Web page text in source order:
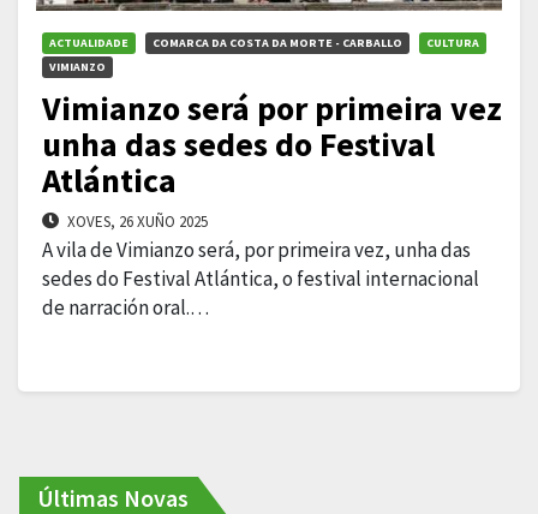
ACTUALIDADE COMARCA DA COSTA DA MORTE - CARBALLO
CULTURA
VIMIANZO
Vimianzo será por primeira vez
unha das sedes do Festival
Atlántica
XOVES, 26 XUÑO 2025
A vila de Vimianzo será, por primeira vez, unha das
sedes do Festival Atlántica, o festival internacional
de narración oral.…
Últimas Novas